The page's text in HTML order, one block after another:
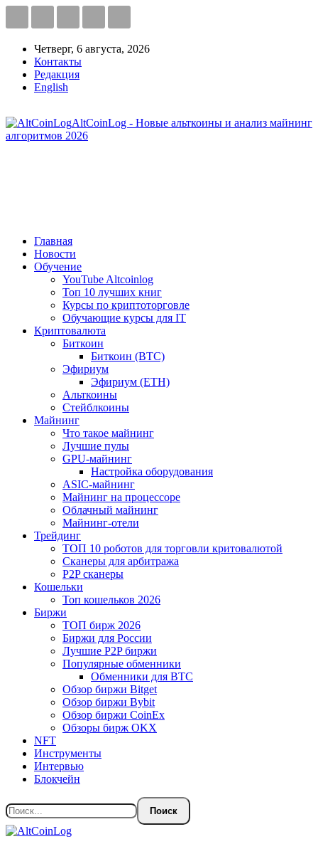
Четверг, 6 августа, 2026
Контакты
Редакция
English
AltCoinLog - Новые альткоины и анализ майнинг
алгоритмов 2026
Главная
Новости
Обучение
YouTube Altcoinlog
Топ 10 лучших книг
Курсы по криптоторговле
Обучающие курсы для IT
Криптовалюта
Биткоин
Биткоин (BTC)
Эфириум
Эфириум (ETH)
Альткоины
Стейблкоины
Майнинг
Что такое майнинг
Лучшие пулы
GPU-майнинг
Настройка оборудования
ASIC-майнинг
Майнинг на процессоре
Облачный майнинг
Майнинг-отели
Трейдинг
ТОП 10 роботов для торговли критовалютой
Сканеры для арбитража
P2P сканеры
Кошельки
Топ кошельков 2026
Биржи
ТОП бирж 2026
Биржи для России
Лучшие P2P биржи
Популярные обменники
Обменники для BTC
Обзор биржи Bitget
Обзор биржи Bybit
Обзор биржи CoinEx
Обзоры бирж OKX
NFT
Инструменты
Интервью
Блокчейн